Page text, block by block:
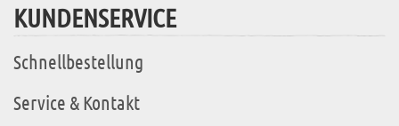
KUNDENSERVICE
Schnellbestellung
Service & Kontakt